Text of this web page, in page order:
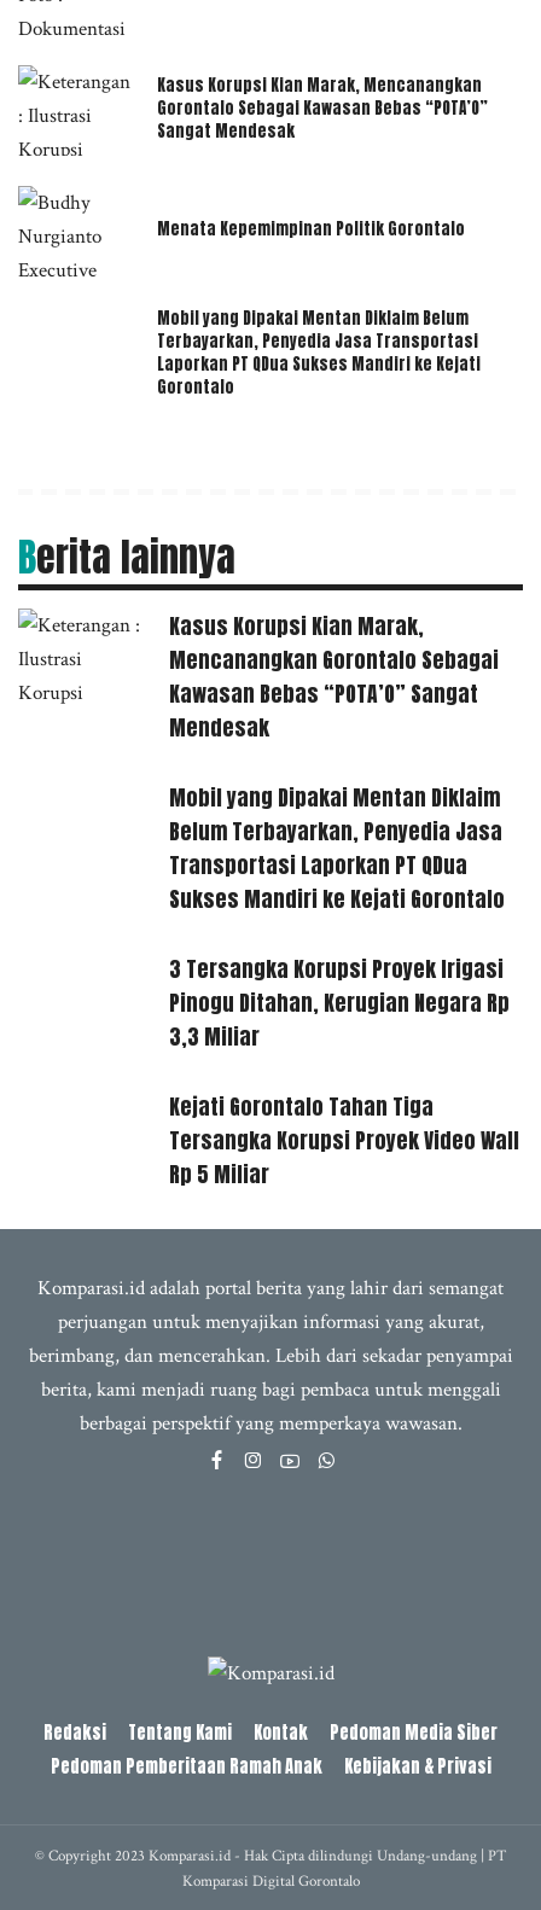
Kasus Korupsi Kian Marak, Mencanangkan
Gorontalo Sebagai Kawasan Bebas “POTA’O”
Sangat Mendesak
Menata Kepemimpinan Politik Gorontalo
Mobil yang Dipakai Mentan Diklaim Belum
Terbayarkan, Penyedia Jasa Transportasi
Laporkan PT QDua Sukses Mandiri ke Kejati
Gorontalo
Berita lainnya
Kasus Korupsi Kian Marak,
Mencanangkan Gorontalo Sebagai
Kawasan Bebas “POTA’O” Sangat
Mendesak
Mobil yang Dipakai Mentan Diklaim
Belum Terbayarkan, Penyedia Jasa
Transportasi Laporkan PT QDua
Sukses Mandiri ke Kejati Gorontalo
3 Tersangka Korupsi Proyek Irigasi
Pinogu Ditahan, Kerugian Negara Rp
3,3 Miliar
Kejati Gorontalo Tahan Tiga
Tersangka Korupsi Proyek Video Wall
Rp 5 Miliar
Komparasi.id adalah portal berita yang lahir dari semangat
perjuangan untuk menyajikan informasi yang akurat,
berimbang, dan mencerahkan. Lebih dari sekadar penyampai
berita, kami menjadi ruang bagi pembaca untuk menggali
berbagai perspektif yang memperkaya wawasan.
Redaksi Tentang Kami Kontak
Pedoman Media Siber
Pedoman Pemberitaan Ramah Anak
Kebijakan & Privasi
© Copyright 2023 Komparasi.id - Hak Cipta dilindungi Undang-undang | PT
Komparasi Digital Gorontalo